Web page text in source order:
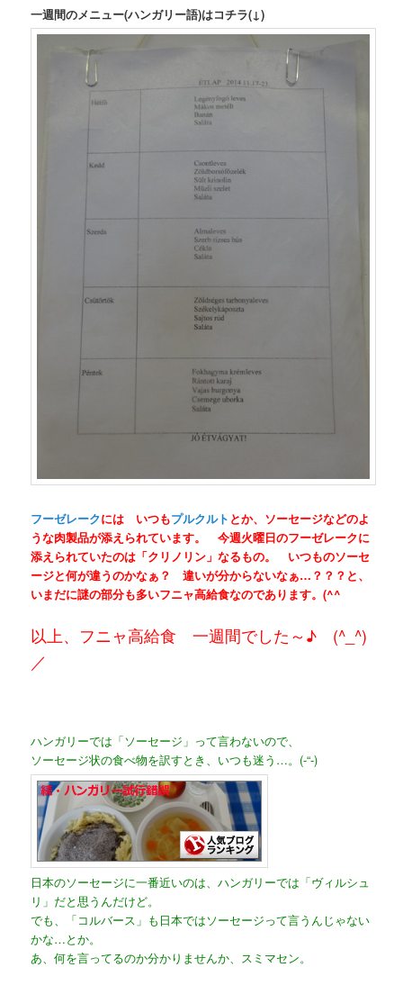
一週間のメニュー(ハンガリー語)はコチラ(↓)
フーゼレークには いつもプルクルト とか、ソーセージなどのよ
うな肉製品が添えられています。 今週火曜日のフーゼレークに
添えられていたのは「クリノリン」なるもの。 いつものソーセ
ージと何が違うのかなぁ？ 違いが分からないなぁ…？？？と、
いまだに謎の部分も多いフニャ高給食なのであります。(^^ゞ
以上、フニャ高給食 一週間でした～♪ (^_^)
／
ハンガリーでは「ソーセージ」って言わないので、
ソーセージ状の食べ物を訳すとき、いつも迷う…。(-“-)
日本のソーセージに一番近いのは、ハンガリーでは「ヴィルシュ
リ」だと思うんだけど。
でも、「コルバース」も日本ではソーセージって言うんじゃない
かな…とか。
あ、何を言ってるのか分かりませんか、スミマセン。